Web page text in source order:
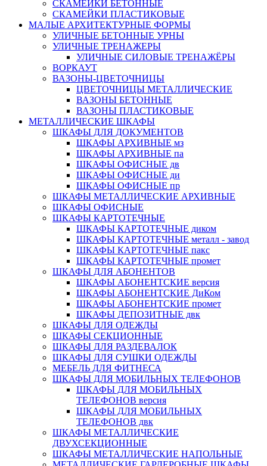
СКАМЕЙКИ БЕТОННЫЕ
СКАМЕЙКИ ПЛАСТИКОВЫЕ
МАЛЫЕ АРХИТЕКТУРНЫЕ ФОРМЫ
УЛИЧНЫЕ БЕТОННЫЕ УРНЫ
УЛИЧНЫЕ ТРЕНАЖЕРЫ
УЛИЧНЫЕ СИЛОВЫЕ ТРЕНАЖЁРЫ
ВОРКАУТ
ВАЗОНЫ-ЦВЕТОЧНИЦЫ
ЦВЕТОЧНИЦЫ МЕТАЛЛИЧЕСКИЕ
ВАЗОНЫ БЕТОННЫЕ
ВАЗОНЫ ПЛАСТИКОВЫЕ
МЕТАЛЛИЧЕСКИЕ ШКАФЫ
ШКАФЫ ДЛЯ ДОКУМЕНТОВ
ШКАФЫ АРХИВНЫЕ мз
ШКАФЫ АРХИВНЫЕ па
ШКАФЫ ОФИСНЫЕ дв
ШКАФЫ ОФИСНЫЕ ди
ШКАФЫ ОФИСНЫЕ пр
ШКАФЫ МЕТАЛЛИЧЕСКИЕ АРХИВНЫЕ
ШКАФЫ ОФИСНЫЕ
ШКАФЫ КАРТОТЕЧНЫЕ
ШКАФЫ КАРТОТЕЧНЫЕ диком
ШКАФЫ КАРТОТЕЧНЫЕ металл - завод
ШКАФЫ КАРТОТЕЧНЫЕ пакс
ШКАФЫ КАРТОТЕЧНЫЕ промет
ШКАФЫ ДЛЯ АБОНЕНТОВ
ШКАФЫ АБОНЕНТСКИЕ версия
ШКАФЫ АБОНЕНТСКИЕ ДиКом
ШКАФЫ АБОНЕНТСКИЕ промет
ШКАФЫ ДЕПОЗИТНЫЕ двк
ШКАФЫ ДЛЯ ОДЕЖДЫ
ШКАФЫ СЕКЦИОННЫЕ
ШКАФЫ ДЛЯ РАЗДЕВАЛОК
ШКАФЫ ДЛЯ СУШКИ ОДЕЖДЫ
МЕБЕЛЬ ДЛЯ ФИТНЕСА
ШКАФЫ ДЛЯ МОБИЛЬНЫХ ТЕЛЕФОНОВ
ШКАФЫ ДЛЯ МОБИЛЬНЫХ
ТЕЛЕФОНОВ версия
ШКАФЫ ДЛЯ МОБИЛЬНЫХ
ТЕЛЕФОНОВ двк
ШКАФЫ МЕТАЛЛИЧЕСКИЕ
ДВУХСЕКЦИОННЫЕ
ШКАФЫ МЕТАЛЛИЧЕСКИЕ НАПОЛЬНЫЕ